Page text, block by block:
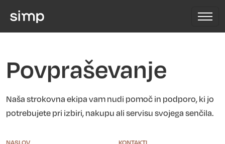
Povpraševanje
Naša strokovna ekipa vam nudi pomoč in podporo, ki jo
potrebujete pri izbiri, nakupu ali servisu svojega senčila.